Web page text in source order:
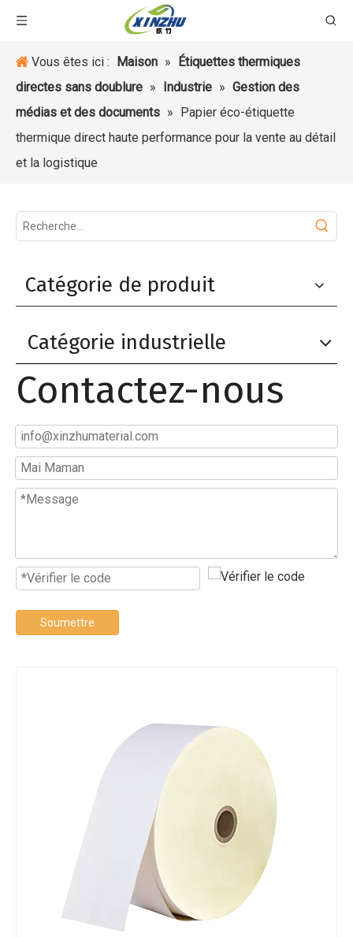
Vous êtes ici : Maison »
Étiquettes thermiques
directes sans doublure » Industrie » Gestion des
médias et des documents » Papier éco-étiquette
thermique direct haute performance pour la vente au détail
et la logistique
Catégorie de produit
Catégorie industrielle
Contactez-nous
Soumettre